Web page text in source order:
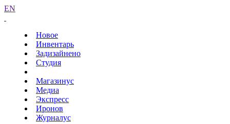
EN
Новое
Инвентарь
Задизайнено
Студия
Магазинус
Медиа
Экспресс
Иронов
Журналус